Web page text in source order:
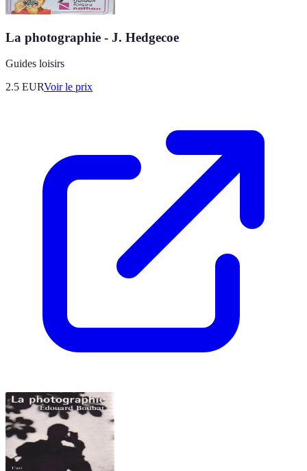
La photographie - J. Hedgecoe
Guides loisirs
2.5 EURVoir le prix